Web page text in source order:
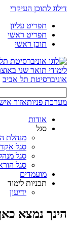
דילוג לתוכן העיקרי
תפריט עליון
תפריט ראשי
תוכן ראשי
לימודי תואר שני
אוניברסיטת תל אביב
מערכת פניותאזור
אודות
סגל
מנהלת
סגל
סגל
סגל
מועמדים
תכניות לימוד
ידיעון
הינך נמצא